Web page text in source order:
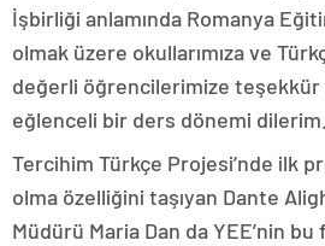
İşbirliği anlamında Romanya
olmak üzere okullarımıza ve
değerli öğrencilerimize
eğlenceli bir ders dönemi
Tercihim Türkçe Projesi’nde ilk
olma özelliğini taşıyan Dante
Müdürü Maria Dan da YEE’nin bu